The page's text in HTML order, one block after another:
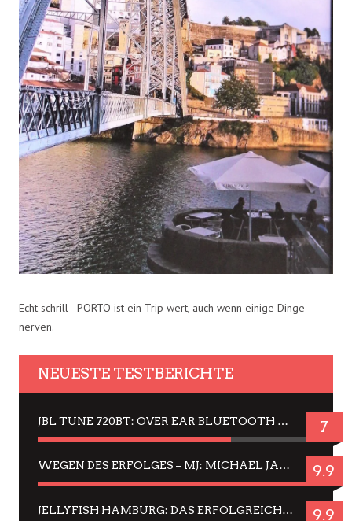
Echt schrill - PORTO ist ein Trip wert, auch wenn einige Dinge
nerven.
NEUESTE TESTBERICHTE
JBL TUNE 720BT: OVER EAR BLUETOOTH KOPFHÖRER UM DIE 50,-€ IM DAUER-TEST 7
WEGEN DES ERFOLGES – MJ: MICHAEL JACKSON MUSICAL IN EINER MATINEE SEHEN 9.9
JELLYFISH HAMBURG: DAS ERFOLGREICHE SOMMER-MENÜ 2025 IN GEFÜHLEN UND BILDERN 9.9